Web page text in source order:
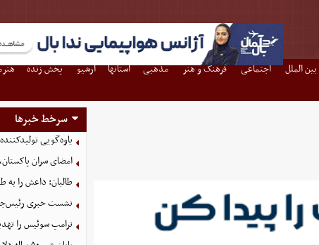
بین الملل اجتماعی فرهنگ و هنر مذهبی استانها آرشیو پخش زنده
سرخط خبرها
یاوه‌گویی
امضای سران
طالبان: داعش را به
نشست خبری
ترامپ سوئیس را